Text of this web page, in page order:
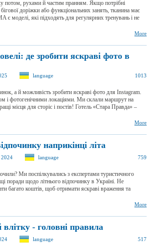
потом, рухами й частим пранням. Якщо потрібні
доріжки або функціональних занять, тканина має
моделі, які підходять для регулярних тренувань і не
More
де зробити яскраві фото в
language 1013
а й можливість зробити яскраві фото для Instagram.
і фотогенічними локаціями. Ми склали маршрут на
місця для сторіс і постів! Готель «Стара Правда» –
More
наприкінці літа
2024 language 759
Ми поспілкувались з експертами туристичного
поради щодо літнього відпочинку в Україні. Не
багато коштів, щоб отримати яскраві враження та
More
- головні правила
language 517